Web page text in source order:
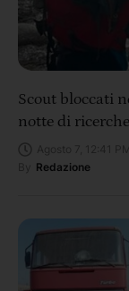
Scout bloccati
notte di
Redazione